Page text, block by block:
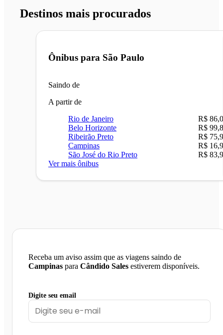
Destinos mais procurados
Ônibus para São Paulo
Saindo de
A partir de
Rio de Janeiro
R$
Belo Horizonte
R$
Ribeirão Preto
R$
Campinas
R$
São José do Rio Preto
R$
Ver mais ônibus
Receba um aviso assim que as viagens saindo de
Campinas para Cândido Sales estiverem disponíveis.
Digite seu email